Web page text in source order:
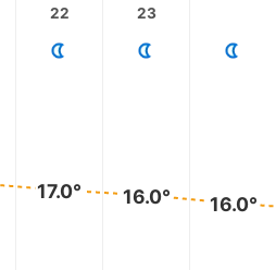
22
17.0°
23
16.0° 16.0°